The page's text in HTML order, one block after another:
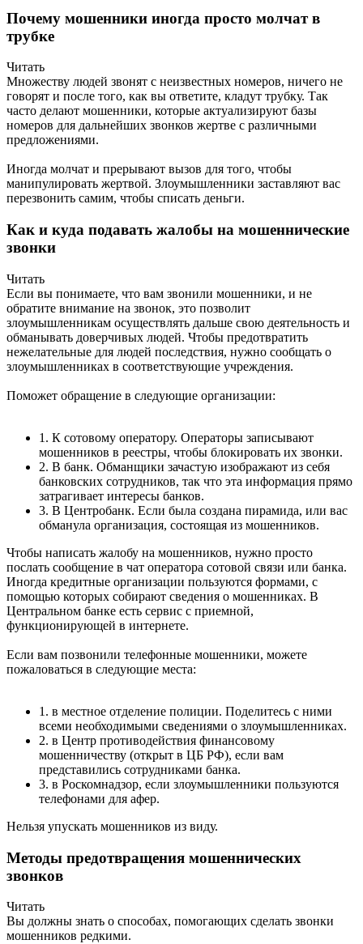
Почему мошенники иногда просто молчат в
трубке
Читать
Множеству людей звонят с неизвестных номеров, ничего не
говорят и после того, как вы ответите, кладут трубку. Так
часто делают мошенники, которые актуализируют базы
номеров для дальнейших звонков жертве с различными
предложениями.
Иногда молчат и прерывают вызов для того, чтобы
манипулировать жертвой. Злоумышленники заставляют вас
перезвонить самим, чтобы списать деньги.
Как и куда подавать жалобы на мошеннические
звонки
Читать
Если вы понимаете, что вам звонили мошенники, и не
обратите внимание на звонок, это позволит
злоумышленникам осуществлять дальше свою деятельность и
обманывать доверчивых людей. Чтобы предотвратить
нежелательные для людей последствия, нужно сообщать о
злоумышленниках в соответствующие учреждения.
Поможет обращение в следующие организации:
1. К сотовому оператору. Операторы записывают
мошенников в реестры, чтобы блокировать их звонки.
2. В банк. Обманщики зачастую изображают из себя
банковских сотрудников, так что эта информация прямо
затрагивает интересы банков.
3. В Центробанк. Если была создана пирамида, или вас
обманула организация, состоящая из мошенников.
Чтобы написать жалобу на мошенников, нужно просто
послать сообщение в чат оператора сотовой связи или банка.
Иногда кредитные организации пользуются формами, с
помощью которых собирают сведения о мошенниках. В
Центральном банке есть сервис с приемной,
функционирующей в интернете.
Если вам позвонили телефонные мошенники, можете
пожаловаться в следующие места:
1. в местное отделение полиции. Поделитесь с ними
всеми необходимыми сведениями о злоумышленниках.
2. в Центр противодействия финансовому
мошенничеству (открыт в ЦБ РФ), если вам
представились сотрудниками банка.
3. в Роскомнадзор, если злоумышленники пользуются
телефонами для афер.
Нельзя упускать мошенников из виду.
Методы предотвращения мошеннических
звонков
Читать
Вы должны знать о способах, помогающих сделать звонки
мошенников редкими.